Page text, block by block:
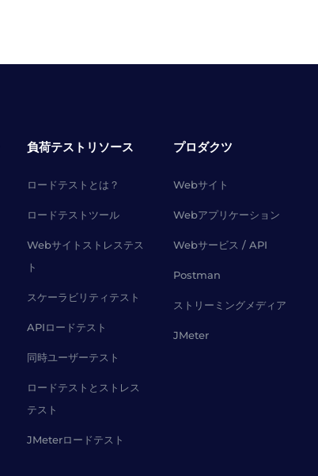
負荷テストリソース
ロードテストとは？
ロードテストツール
Webサイトストレステス
ト
スケーラビリティテスト
APIロードテスト
同時ユーザーテスト
ロードテストとストレス
テスト
JMeterロードテスト
プロダクツ
Webサイト
Webアプリケーション
Webサービス / API
Postman
ストリーミングメディア
JMeter